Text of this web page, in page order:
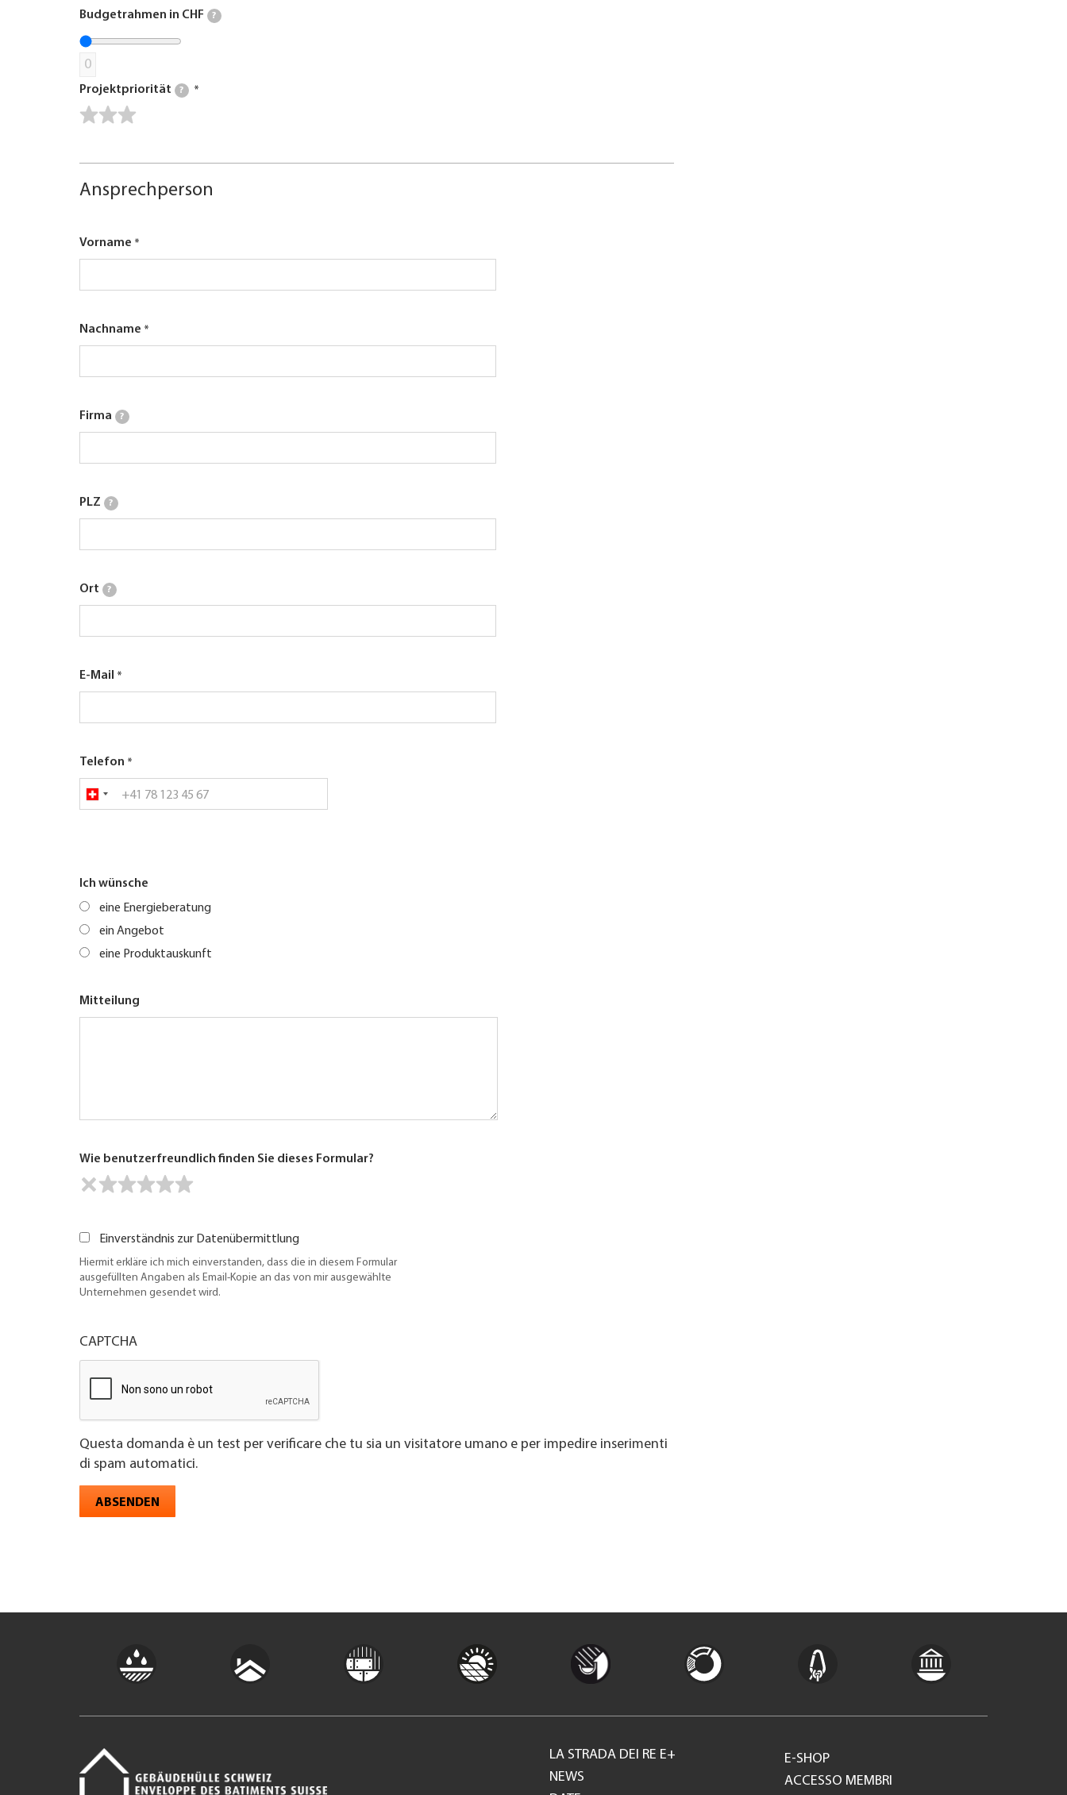
Budgetrahmen in CHF ?
0
Projektpriorität ?
Ansprechperson
Vorname
Nachname
Firma ?
PLZ ?
Ort ?
E-Mail
Telefon
Ich wünsche
eine Energieberatung
ein Angebot
eine Produktauskunft
Mitteilung
Wie benutzerfreundlich finden Sie dieses Formular?
Einverständnis zur Datenübermittlung
Hiermit erkläre ich mich einverstanden, dass die in diesem Formular
ausgefüllten Angaben als Email-Kopie an das von mir ausgewählte
Unternehmen gesendet wird.
CAPTCHA
Questa domanda è un test per verificare che tu sia un visitatore umano e per impedire inserimenti
di spam automatici.
ABSENDEN
Footer
LA STRADA DEI RE E+
NEWS
E-SHOP
ACCESSO MEMBRI